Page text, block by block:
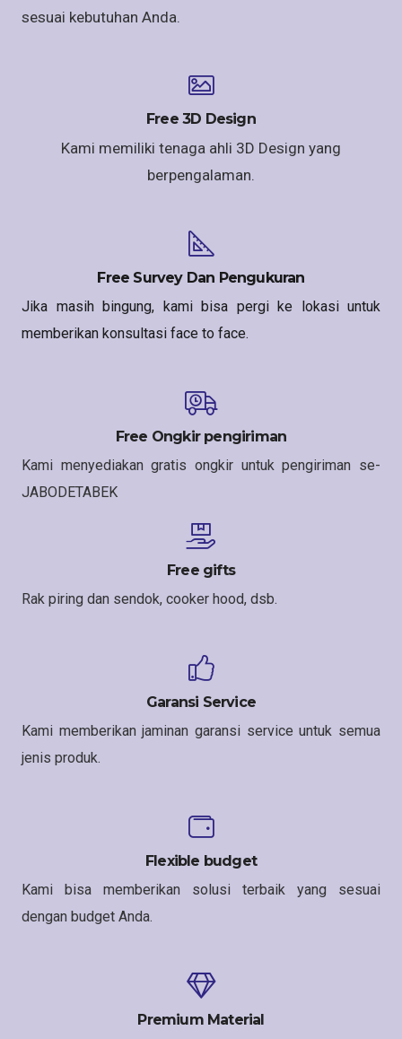
sesuai kebutuhan Anda.
Free 3D Design
Kami memiliki tenaga ahli 3D Design yang
berpengalaman.
Free Survey Dan Pengukuran
Jika masih bingung, kami bisa pergi ke lokasi untuk
memberikan konsultasi face to face.
Free Ongkir pengiriman
Kami menyediakan gratis ongkir untuk pengiriman se-
JABODETABEK
Free gifts
Rak piring dan sendok, cooker hood, dsb.
Garansi Service
Kami memberikan jaminan garansi service untuk semua
jenis produk.
Flexible budget
Kami bisa memberikan solusi terbaik yang sesuai
dengan budget Anda.
Premium Material